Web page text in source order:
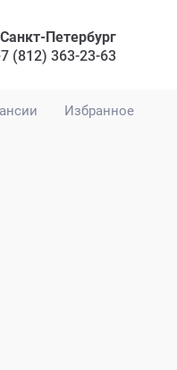
Избранное
Санкт-Петербург
(812) 363-23-63